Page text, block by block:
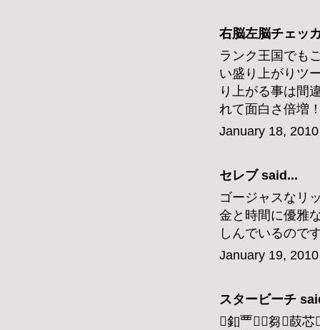
右脳左脳チェッ
ランク王国でも
い盛り上がりツ
り上がる事は間
れて面白さ倍増
January 18,
セレブsaid...
ゴージャスなリ
金と時間に優雅
しんでいるので
January 19,
スタービーチ
釦覀꟣芻菣